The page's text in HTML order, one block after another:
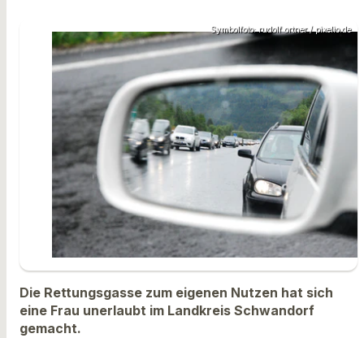
Symbolfoto: rudolf ortner / pixelio.de
Die Rettungsgasse zum eigenen Nutzen hat sich
eine Frau unerlaubt im Landkreis Schwandorf
gemacht.